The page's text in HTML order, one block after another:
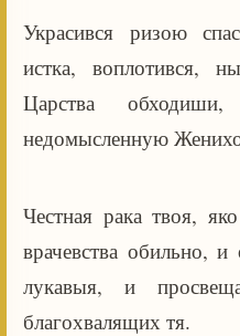
Украсився ризою
истка, воплотився,
Царства
недомысленную
Честная рака твоя,
врачевства обильно,
лукавыя, и
благохвалящих тя.